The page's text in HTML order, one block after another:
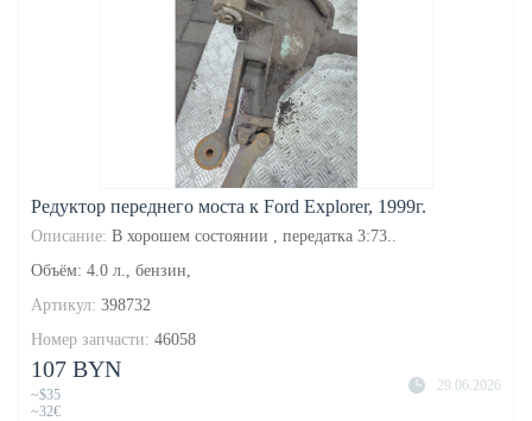
Редуктор переднего моста к Ford Explorer, 1999г.
Описание: В хорошем состоянии , передатка 3:73..
Объём: 4.0 л., бензин,
Артикул: 398732
Номер запчасти: 46058
29.06.2026
107 BYN
~$35
~32€